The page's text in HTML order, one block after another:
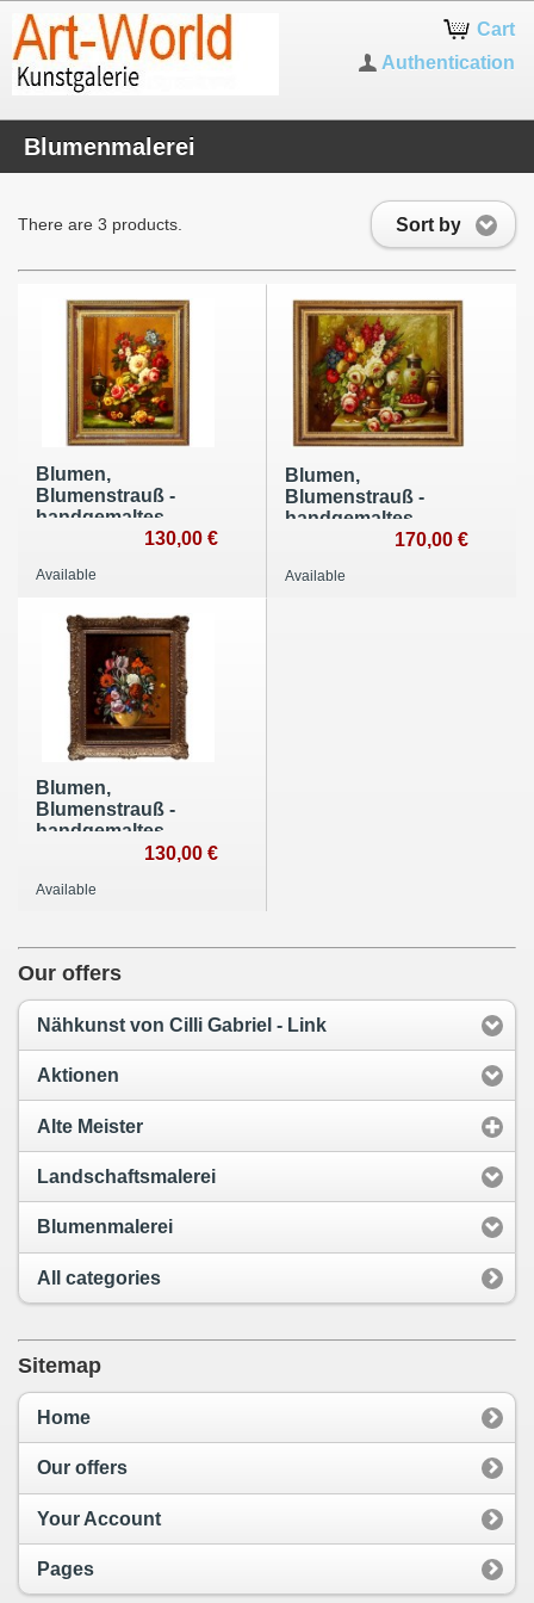
Cart
Authentication
Blumenmalerei
Sort by
There are 3 products.
Blumen,
Blumenstrauß -
handgemaltes
Ölbild , gemalt nach
40x50cm
130,00 €
Available
Blumen,
Blumenstrauß -
handgemaltes
Ölbild , gemalt nach
50x60cm
170,00 €
Available
Blumen,
Blumenstrauß -
handgemaltes
Ölbild , gemalt nach
40x50cm
130,00 €
Available
Our offers
Nähkunst von Cilli Gabriel - Link
Aktionen
Alte Meister
Landschaftsmalerei
Blumenmalerei
All categories
Sitemap
Home
Our offers
Your Account
Pages